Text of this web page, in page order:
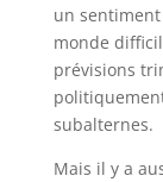
un sentiment
monde
prévisions
subalternes.
Mais il y a